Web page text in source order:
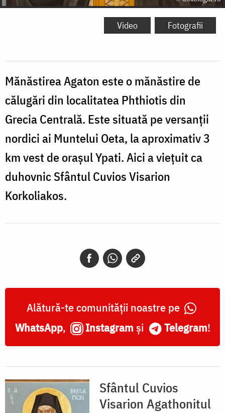
Video Fotografii
Mănăstirea Agaton este o mănăstire de
călugări din localitatea Phthiotis din
Grecia Centrală. Este situată pe versanții
nordici ai Muntelui Oeta, la aproximativ 3
km vest de orașul Ypati. Aici a viețuit ca
duhovnic Sfântul Cuvios Visarion
Korkoliakos.
Alătură-te comunității noastre pe
WhatsApp, Instagram și Telegram!
Sfântul Cuvios
Visarion Agathonitul